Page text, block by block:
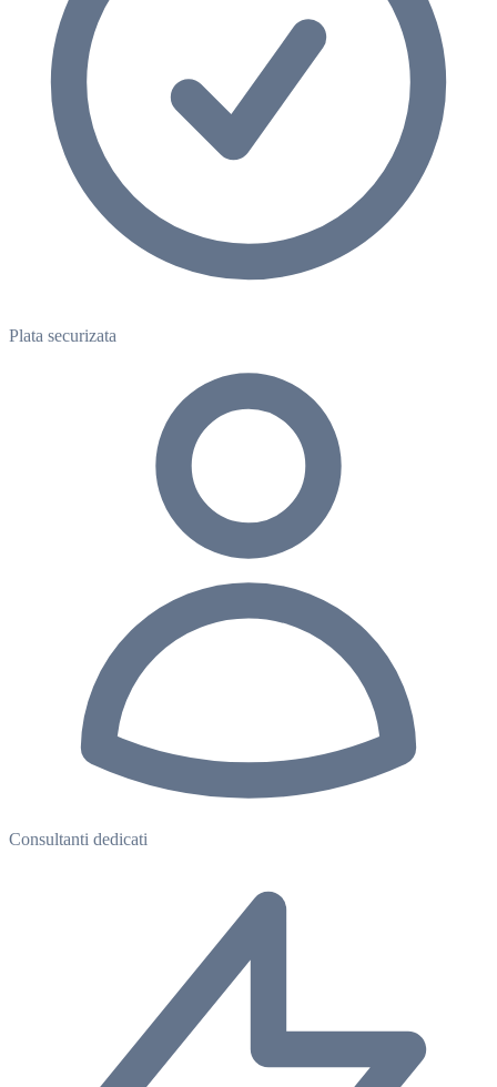
Plata securizata
Consultanti dedicati